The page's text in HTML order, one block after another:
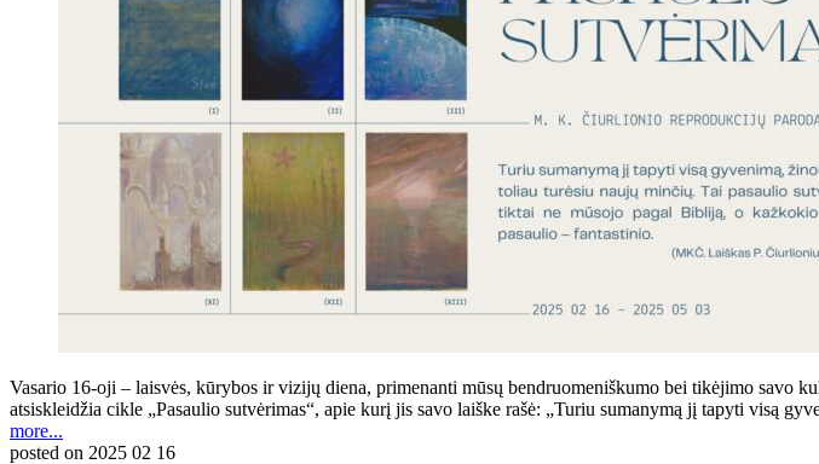
Vasario 16-oji – laisvės, kūrybos ir vizijų diena, primenanti mūsų bendruomeniškumo bei tikėjimo
atsiskleidžia cikle „Pasaulio sutvėrimas“, apie kurį jis savo laiške rašė: „Turiu sumanymą jį tapyti visą
more...
posted on 2025 02 16